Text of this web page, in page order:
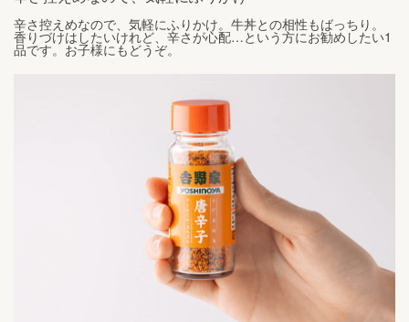
辛さ控えめなので、気軽にふりかけ。牛丼との相性もばっちり。
香りづけはしたいけれど、辛さが心配…という方にお勧めしたい1
品です。お子様にもどうぞ。